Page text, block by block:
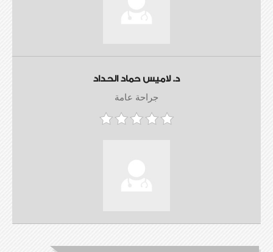
د. لاميس حماد الحداد
جراحة عامة